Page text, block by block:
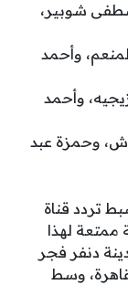
شوبير،
وأحمد
وأحمد
وحمزة عبد
تردد قناة
ممتعة لهذا
دنفر فجر
وسط